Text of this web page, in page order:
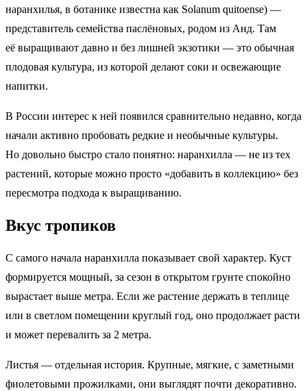
наранхилья, в ботанике известна как Solanum quitoense) —
представитель семейства паслёновых, родом из Анд. Там
её выращивают давно и без лишней экзотики — это обычная
плодовая культура, из которой делают соки и освежающие
напитки.
В России интерес к ней появился сравнительно недавно, когда
начали активно пробовать редкие и необычные культуры.
Но довольно быстро стало понятно: наранхилла — не из тех
растений, которые можно просто «добавить в коллекцию» без
пересмотра подхода к выращиванию.
Вкус тропиков
С самого начала наранхилла показывает свой характер. Куст
формируется мощный, за сезон в открытом грунте спокойно
вырастает выше метра. Если же растение держать в теплице
или в светлом помещении круглый год, оно продолжает расти
и может перевалить за 2 метра.
Листья — отдельная история. Крупные, мягкие, с заметными
фиолетовыми прожилками, они выглядят почти декоративно.